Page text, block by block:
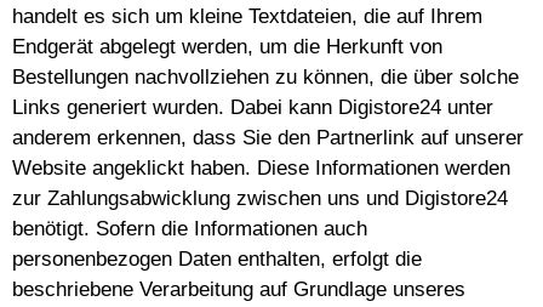
handelt es sich um kleine Textdateien, die auf Ihrem
Endgerät abgelegt werden, um die Herkunft von
Bestellungen nachvollziehen zu können, die über solche
Links generiert wurden. Dabei kann Digistore24 unter
anderem erkennen, dass Sie den Partnerlink auf unserer
Website angeklickt haben. Diese Informationen werden
zur Zahlungsabwicklung zwischen uns und Digistore24
benötigt. Sofern die Informationen auch
personenbezogen Daten enthalten, erfolgt die
beschriebene Verarbeitung auf Grundlage unseres